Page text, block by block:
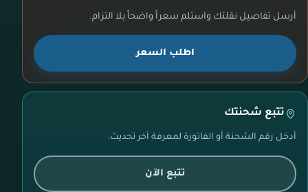
أرسل تفاصيل نقلتك واستلم سعراً واضحاً بلا التزام.
اطلب السعر
تتبع شحنتك
أدخل رقم الشحنة أو الفاتورة لمعرفة آخر تحديث.
تتبع الآن